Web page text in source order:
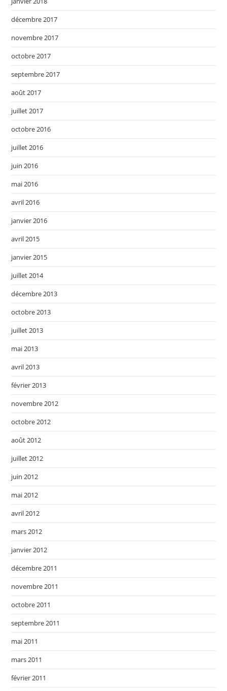
décembre 2017
novembre 2017
octobre 2017
septembre 2017
août 2017
juillet 2017
octobre 2016
juillet 2016
juin 2016
mai 2016
avril 2016
janvier 2016
avril 2015
janvier 2015
juillet 2014
décembre 2013
octobre 2013
juillet 2013
mai 2013
avril 2013
février 2013
novembre 2012
octobre 2012
août 2012
juillet 2012
juin 2012
mai 2012
avril 2012
mars 2012
janvier 2012
décembre 2011
novembre 2011
octobre 2011
septembre 2011
mai 2011
mars 2011
février 2011